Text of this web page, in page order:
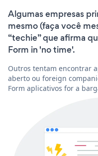
Algumas empresas
mesmo (faça você
“techie” que afirma
Form in 'no time'.
Outros tentam encontrar
aberto ou foreign
Form aplicativos for a